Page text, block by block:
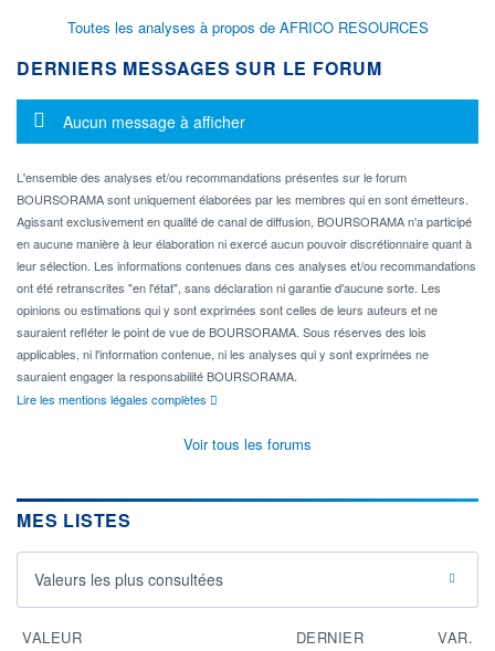
Toutes les analyses à propos de AFRICO RESOURCES
DERNIERS MESSAGES SUR LE FORUM
Message d'information
Aucun message à afficher
L'ensemble des analyses et/ou recommandations présentes sur le forum
BOURSORAMA sont uniquement élaborées par les membres qui en sont émetteurs.
Agissant exclusivement en qualité de canal de diffusion, BOURSORAMA n'a participé
en aucune manière à leur élaboration ni exercé aucun pouvoir discrétionnaire quant à
leur sélection. Les informations contenues dans ces analyses et/ou recommandations
ont été retranscrites "en l'état", sans déclaration ni garantie d'aucune sorte. Les
opinions ou estimations qui y sont exprimées sont celles de leurs auteurs et ne
sauraient refléter le point de vue de BOURSORAMA. Sous réserves des lois
applicables, ni l'information contenue, ni les analyses qui y sont exprimées ne
sauraient engager la responsabilité BOURSORAMA.
Lire les mentions légales complètes
Voir tous les forums
MES LISTES
Valeurs les plus consultées
VALEUR DERNIER VAR.